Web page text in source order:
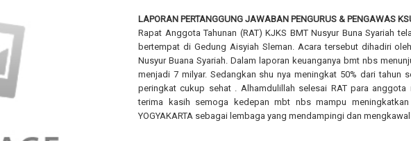
LAPORAN PERTANGGUNG JAWABAN PENGURUS & PENGAWAS
Rapat Anggota Tahunan (RAT) KJKS BMT Nusyur Buna Syariah
bertempat di Gedung Aisyiah Sleman. Acara tersebut dihadiri
Nusyur Buana Syariah. Dalam laporan keuanganya bmt nbs
menjadi 7 milyar. Sedangkan shu nya meningkat 50% dari tahun
peringkat cukup sehat . Alhamdulillah selesai RAT para
terima kasih semoga kedepan mbt nbs mampu
YOGYAKARTA sebagai lembaga yang mendampingi dan